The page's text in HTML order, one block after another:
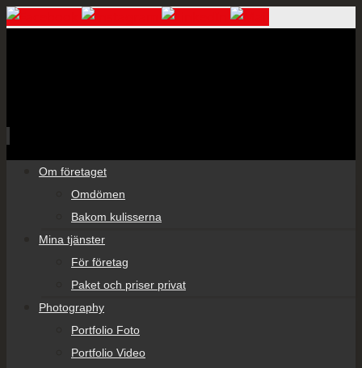
Om företaget
Omdömen
Bakom kulisserna
Mina tjänster
För företag
Paket och priser privat
Photography
Portfolio Foto
Portfolio Video